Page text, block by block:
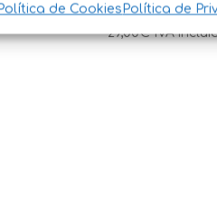
Política de Cookies Política de
29,00€ IVA